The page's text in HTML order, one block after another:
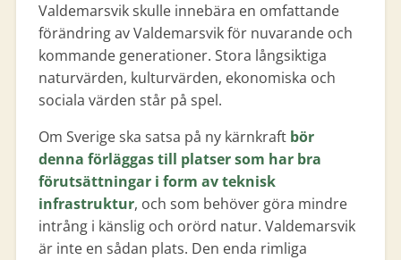
Valdemarsvik skulle innebära en omfattande
förändring av Valdemarsvik för nuvarande och
kommande generationer. Stora långsiktiga
naturvärden, kulturvärden, ekonomiska och
sociala värden står på spel.
Om Sverige ska satsa på ny kärnkraft bör
denna förläggas till platser som har bra
förutsättningar i form av teknisk
infrastruktur, och som behöver göra mindre
intrång i känslig och orörd natur. Valdemarsvik
är inte en sådan plats. Den enda rimliga